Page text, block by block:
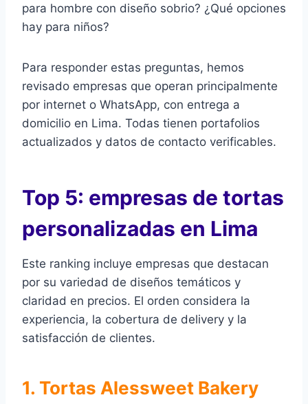
para hombre con diseño sobrio? ¿Qué opciones
hay para niños?
Para responder estas preguntas, hemos
revisado empresas que operan principalmente
por internet o WhatsApp, con entrega a
domicilio en Lima. Todas tienen portafolios
actualizados y datos de contacto verificables.
Top 5: empresas de tortas
personalizadas en Lima
Este ranking incluye empresas que destacan
por su variedad de diseños temáticos y
claridad en precios. El orden considera la
experiencia, la cobertura de delivery y la
satisfacción de clientes.
1. Tortas Alessweet Bakery